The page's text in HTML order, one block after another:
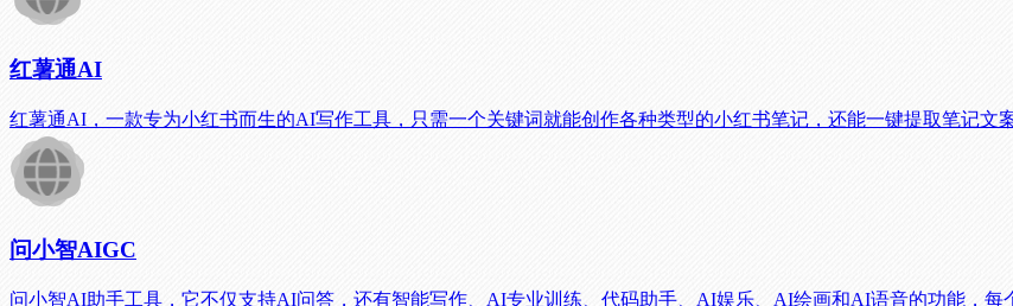
红薯通AI
红薯通AI，一款专为小红书而生的AI写作工具，只需一个关键词就能创作各种类型的小红书笔记，还能一键提取笔记文
问小智AIGC
问小智AI助手工具，它不仅支持AI问答，还有智能写作、AI专业训练、代码助手、AI娱乐、AI绘画和AI语音的功能，每